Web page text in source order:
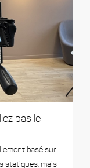
pas le
basé sur
statiques, mais